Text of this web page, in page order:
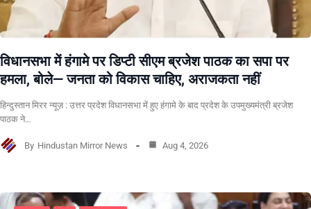
विधानसभा में हंगामे पर डिप्टी सीएम ब्रजेश पाठक का सपा पर
हमला, बोले— जनता को विकास चाहिए, अराजकता नहीं
हिन्दुस्तान मिरर न्यूज़ : उत्तर प्रदेश विधानसभा में हुए हंगामे के बाद प्रदेश के उपमुख्यमंत्री ब्रजेश
पाठक ने…
By Hindustan Mirror News Aug 4, 2026